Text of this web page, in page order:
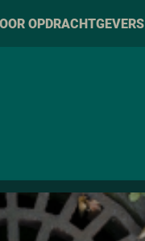
OPDRACHTGEVERS